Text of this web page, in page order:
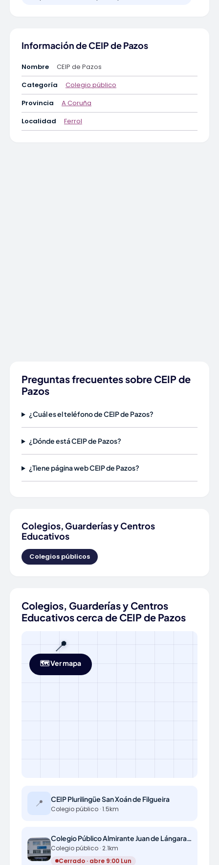
Información de CEIP de Pazos
Nombre
CEIP de Pazos
Categoría
Colegio público
Provincia
A Coruña
Localidad
Ferrol
Preguntas frecuentes sobre CEIP de
Pazos
¿Cuál es el teléfono de CEIP de Pazos?
¿Dónde está CEIP de Pazos?
¿Tiene página web CEIP de Pazos?
Colegios, Guarderías y Centros
Educativos
Colegios públicos
Colegios, Guarderías y Centros
Educativos cerca de CEIP de Pazos
📍
🗺️ Ver mapa
📍 CEIP Plurilingüe San Xoán de Filgueira
Colegio público · 1.5km
Colegio Público Almirante Juan de Lángara y Huarte
Colegio público · 2.1km
Cerrado · abre 9:00 Lun